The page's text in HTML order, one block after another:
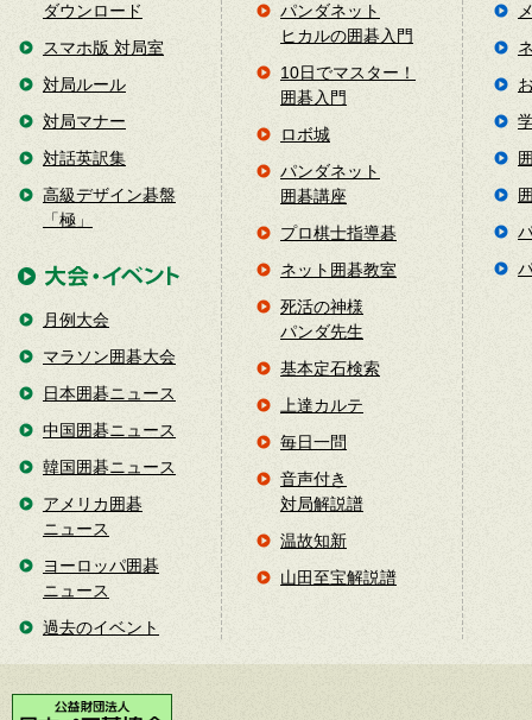
ダウンロード
スマホ版 対局室
対局ルール
対局マナー
対話英訳集
高級デザイン碁盤
「極」
月例大会
マラソン囲碁大会
日本囲碁ニュース
中国囲碁ニュース
韓国囲碁ニュース
アメリカ囲碁
ニュース
ヨーロッパ囲碁
ニュース
過去のイベント
パンダネット
ヒカルの囲碁入門
10日でマスター！
囲碁入門
ロボ城
パンダネット
囲碁講座
プロ棋士指導碁
ネット囲碁教室
死活の神様
パンダ先生
基本定石検索
上達カルテ
毎日一問
音声付き
対局解説譜
温故知新
山田至宝解説譜